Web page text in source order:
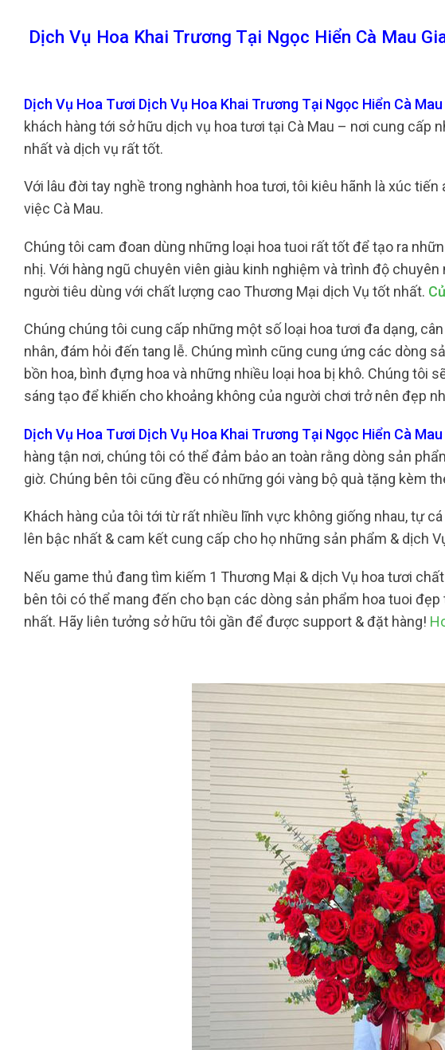
Dịch Vụ Hoa Khai Trương Tại Ngọc Hiển Cà Mau
Dịch Vụ Hoa Tươi Dịch Vụ Hoa Khai Trương Tại Ngọc Hiển Cà
khách hàng tới sở hữu dịch vụ hoa tươi tại Cà Mau – nơi cung
nhất và dịch vụ rất tốt.
Với lâu đời tay nghề trong nghành hoa tươi, tôi kiêu hãnh là xúc
việc Cà Mau.
Chúng tôi cam đoan dùng những loại hoa tuoi rất tốt để tạo ra
nhị. Với hàng ngũ chuyên viên giàu kinh nghiệm và trình độ
người tiêu dùng với chất lượng cao Thương Mại dịch Vụ tốt nhất.
Chúng chúng tôi cung cấp những một số loại hoa tươi đa dạng,
nhân, đám hỏi đến tang lễ. Chúng mình cũng cung ứng các dòng
bồn hoa, bình đựng hoa và những nhiều loại hoa bị khô. Chúng tôi
sáng tạo để khiến cho khoảng không của người chơi trở nên đẹp
Dịch Vụ Hoa Tươi Dịch Vụ Hoa Khai Trương Tại Ngọc Hiển Cà
hàng tận nơi, chúng tôi có thể đảm bảo an toàn rằng dòng sản
giờ. Chúng bên tôi cũng đều có những gói vàng bộ quà tặng kèm
Khách hàng của tôi tới từ rất nhiều lĩnh vực không giống nhau, tự
lên bậc nhất & cam kết cung cấp cho họ những sản phẩm & dịch
Nếu game thủ đang tìm kiếm 1 Thương Mại & dịch Vụ hoa tươi
bên tôi có thể mang đến cho bạn các dòng sản phẩm hoa tuoi
nhất. Hãy liên tưởng sở hữu tôi gần để được support & đặt hàng!